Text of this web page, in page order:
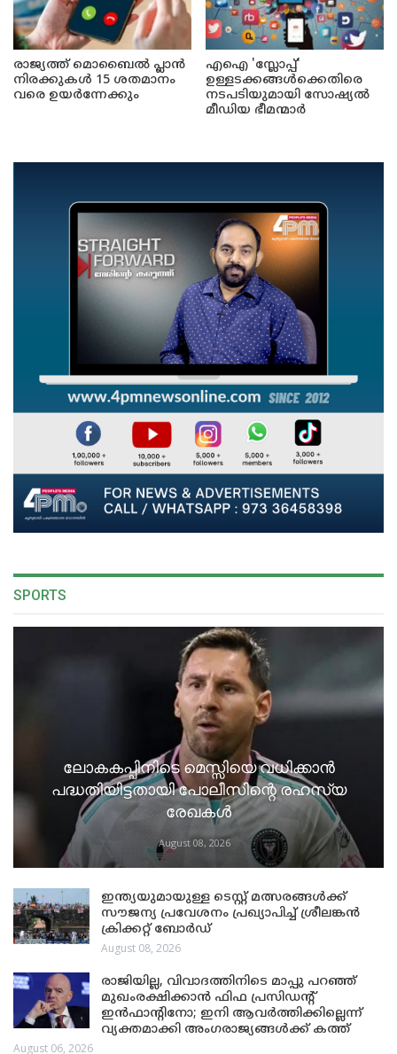
രാജ്യത്ത് മൊബൈൽ പ്ലാൻ
നിരക്കുകൾ 15 ശതമാനം
വരെ ഉയർന്നേക്കും
എഐ 'സ്ലോപ്പ്'
ഉള്ളടക്കങ്ങൾക്കെതിരെ
നടപടിയുമായി സോഷ്യൽ
മീഡിയ ഭീമന്മാർ
SPORTS
ലോകകപ്പിനിടെ മെസ്സിയെ വധിക്കാൻ
പദ്ധതിയിട്ടതായി പോലീസിന്റെ രഹസ്യ
രേഖകൾ
August 08, 2026
ഇന്ത്യയുമായുള്ള ടെസ്റ്റ് മത്സരങ്ങൾക്ക്
സൗജന്യ പ്രവേശനം പ്രഖ്യാപിച്ച് ശ്രീലങ്കൻ
ക്രിക്കറ്റ് ബോർഡ്
August 08, 2026
രാജിയില്ല, വിവാദത്തിനിടെ മാപ്പു പറഞ്ഞ്
മുഖംരക്ഷിക്കാൻ ഫിഫ പ്രസിഡന്റ്
ഇൻഫാന്റിനോ; ഇനി ആവർത്തിക്കില്ലെന്ന്
വ്യക്തമാക്കി അംഗരാജ്യങ്ങൾക്ക് കത്ത്
August 06, 2026